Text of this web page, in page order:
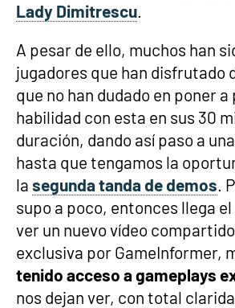
Lady Dimitrescu.
A pesar de ello, muchos han
jugadores que han disfrutado
que no han dudado en poner a
habilidad con esta en sus 30
duración, dando así paso a
hasta que tengamos la
la segunda tanda de demos.
supo a poco, entonces llega
ver un nuevo vídeo
exclusiva por GameInformer,
tenido acceso a gameplays
nos dejan ver, con total